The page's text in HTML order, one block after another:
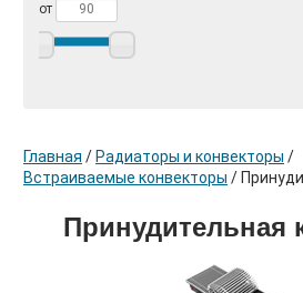
от
Главная / Радиаторы и конвекторы /
Встраиваемые конвекторы /
Принудительная